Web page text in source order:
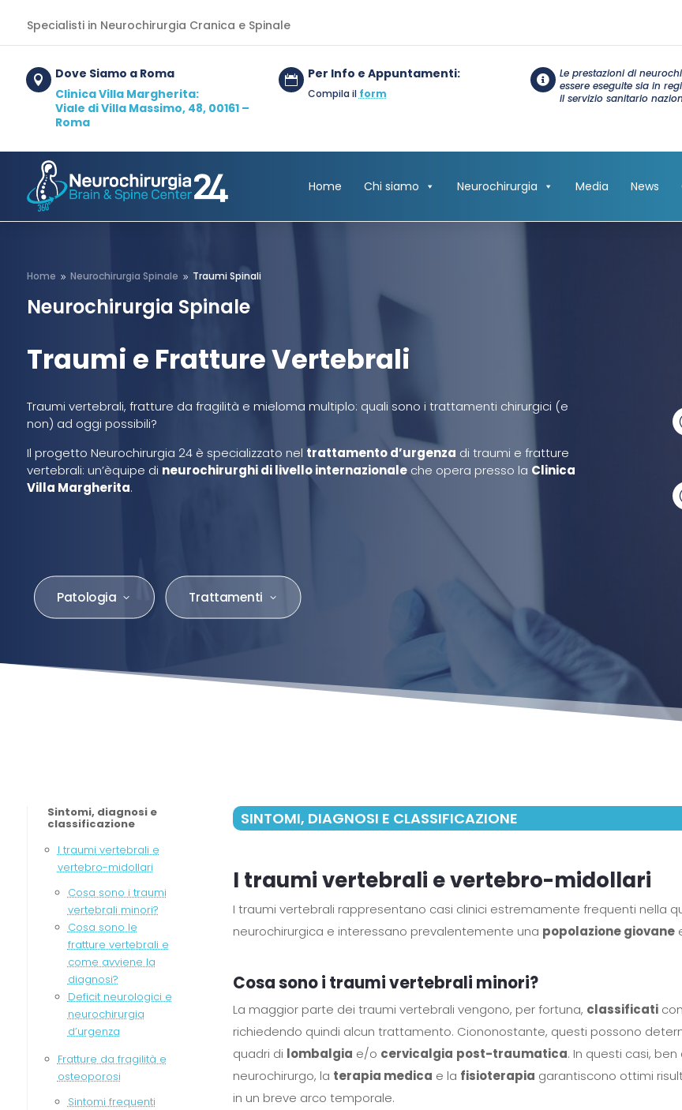
Specialisti in Neurochirurgia Cranica e Spinale

Dove Siamo a Roma
Clinica Villa Margherita:
Viale di Villa Massimo, 48, 00161 –
Roma
 Per Info e Appuntamenti:
Compila il form

Le prestazioni di
essere eseguite sia in
il servizio sanitario
Home Chi siamo Neurochirurgia Media News
Home 9 Neurochirurgia Spinale 9 Traumi Spinali
Neurochirurgia Spinale
Traumi e Fratture Vertebrali
Traumi vertebrali, fratture da fragilità e mieloma multiplo: quali sono i trattamenti chirurgici (e
non) ad oggi possibili?
Il progetto Neurochirurgia 24 è specializzato nel trattamento d’urgenza di traumi e fratture
vertebrali: un’èquipe di neurochirurghi di livello internazionaleche opera presso la Clinica
Villa Margherita.
Patologia Trattamenti
Sintomi, diagnosi e
classificazione
I traumi vertebrali e
vertebro-midollari
Cosa sono i traumi
vertebrali minori?
Cosa sono le
fratture vertebrali e
come avviene la
diagnosi?
Deficit neurologici e
neurochirurgia
d’urgenza
Fratture da fragilità e
osteoporosi
Sintomi frequenti
SINTOMI, DIAGNOSI E CLASSIFICAZIONE
I traumi vertebrali e vertebro-midollari
I traumi vertebrali rappresentano casi clinici estremamente frequenti nella
neurochirurgica e interessano prevalentemente una popolazione giovane
Cosa sono i traumi vertebrali minori?
La maggior parte dei traumi vertebrali vengono, per fortuna, classificati
richiedendo quindi alcun trattamento. Ciononostante, questi possono
quadri di lombalgia e/o cervicalgia post-traumatica. In questi casi,
neurochirurgo, la terapia medica e la fisioterapia garantiscono ottimi
in un breve arco temporale.